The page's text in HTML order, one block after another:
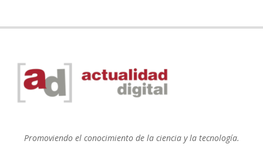
Promoviendo el conocimiento de la ciencia y la tecnología.